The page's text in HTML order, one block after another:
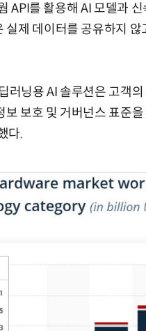
API를 활용해 AI 모델과
제 데이터를 공유하지
러닝용 AI 솔루션은 고객
보호 및 거버넌스 표준
다.